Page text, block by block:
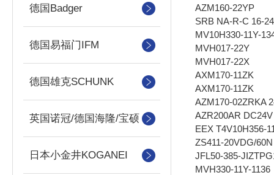
德国Badger
德国易福门IFM
德国雄克SCHUNK
英国诺冠/德国海隆/宝硕
日本小金井KOGANEI
AZM160-22YP
SRB NA-R-C 16-
MV10H330-11Y-
MVH017-22Y
MVH017-22X
AXM170-11ZK
AXM170-11ZK
AZM170-02ZRKA
AZR200AR DC24V
EEX T4V10H356-
ZS411-20VDG/
JFL50-385-
MVH330-11Y-1136